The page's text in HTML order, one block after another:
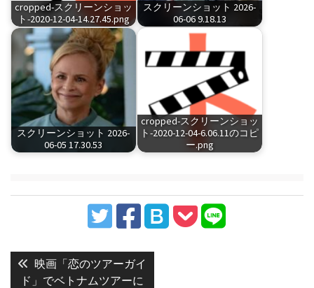
cropped-スクリーンショッ
ト-2020-12-04-14.27.45.png
スクリーンショット 2026-
06-06 9.18.13
スクリーンショット 2026-
06-05 17.30.53
cropped-スクリーンショッ
ト-2020-12-04-6.06.11のコピ
ー.png
稿
Previous
post:
映画「恋のツアーガイ
ド」でベトナムツアーに